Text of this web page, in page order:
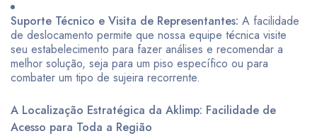
Suporte Técnico e Visita de Representantes: A facilidade
de deslocamento permite que nossa equipe técnica visite
seu estabelecimento para fazer análises e recomendar a
melhor solução, seja para um piso específico ou para
combater um tipo de sujeira recorrente.
A Localização Estratégica da Aklimp: Facilidade de
Acesso para Toda a Região